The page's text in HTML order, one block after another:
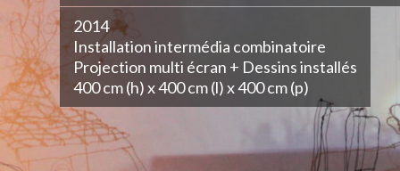
2014
Installation intermédia combinatoire
Projection multi écran + Dessins installés
400 cm (h) x 400 cm (l) x 400 cm (p)